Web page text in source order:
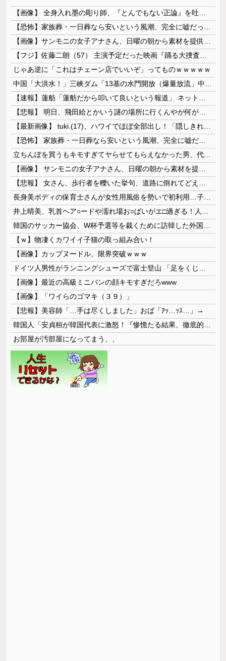
じゃあ逆に「これはチェーン店でいいぞ」ってものｗｗｗｗｗ
【ｗ】物凄くカワイイ子猫の取っ組み合い！
【画像】カップヌードル、限界突破ｗｗｗ
【画像】最近の高級ミニバンの顔キモすぎだろwww
【画像】「ワイらのゴマキ（３９）」
【悲報】美容師「…手は尽くしました」おば「ｱｯ…ｯｽ…」→
お部屋が汚部屋になってまう、、